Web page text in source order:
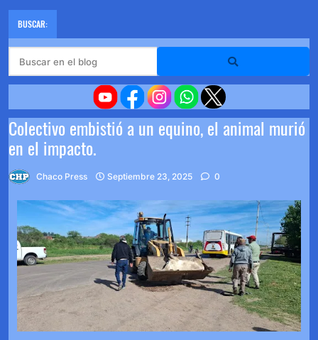
BUSCAR:
Colectivo embistió a un equino, el animal murió
en el impacto.
Chaco Press Septiembre 23, 2025 0